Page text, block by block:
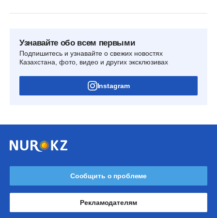
Узнавайте обо всем первыми
Подпишитесь и узнавайте о свежих новостях
Казахстана, фото, видео и других эксклюзивах
Instagram
Сообщить о проблеме
Рекламодателям